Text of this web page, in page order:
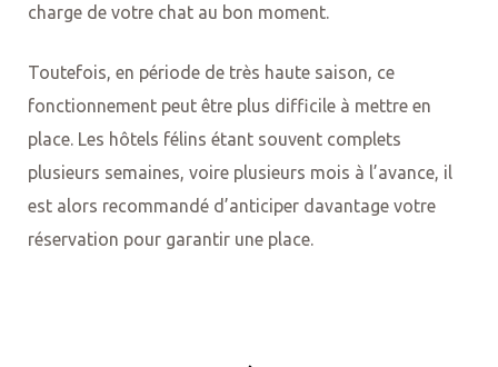
charge de votre chat au bon moment.
Toutefois, en période de très haute saison, ce
fonctionnement peut être plus difficile à mettre en
place. Les hôtels félins étant souvent complets
plusieurs semaines, voire plusieurs mois à l’avance, il
est alors recommandé d’anticiper davantage votre
réservation pour garantir une place.